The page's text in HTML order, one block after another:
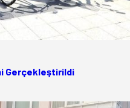
Gerçekleştirildi